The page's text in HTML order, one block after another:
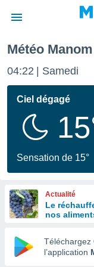
de
en
Météo Manom
04:22 Samedi
Ciel dégagé
Sensation de 15°
Actualité
Le
nos
Téléchargez
l’application